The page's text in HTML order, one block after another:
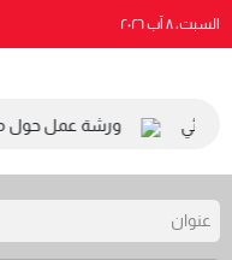
السبت، ٨ آب ٢٠٢٦
ورشة عمل حول